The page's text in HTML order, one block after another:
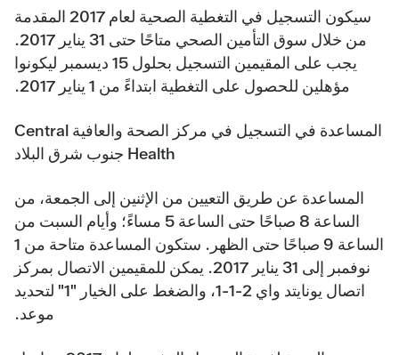
سيكون التسجيل في التغطية الصحية لعام 2017 المقدمة
من خلال سوق التأمين الصحي متاحًا حتى 31 يناير 2017.
يجب على المقيمين التسجيل بحلول 15 ديسمبر ليكونوا
مؤهلين للحصول على التغطية ابتداءً من 1 يناير 2017.
المساعدة في التسجيل في مركز الصحة والعافية Central
Health جنوب شرق البلاد
المساعدة عن طريق التعيين من الإثنين إلى الجمعة، من
الساعة 8 صباحًا حتى الساعة 5 مساءً؛ وأيام السبت من
الساعة 9 صباحًا حتى الظهر. ستكون المساعدة متاحة من 1
نوفمبر إلى 31 يناير 2017. يمكن للمقيمين الاتصال بمركز
اتصال يونايتد واي 2-1-1، والضغط على الخيار "1" لتحديد
موعد.